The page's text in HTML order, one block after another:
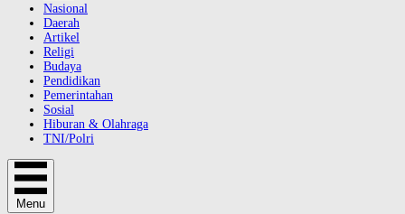
Nasional
Daerah
Artikel
Religi
Budaya
Pendidikan
Pemerintahan
Sosial
Hiburan & Olahraga
TNI/Polri
Menu